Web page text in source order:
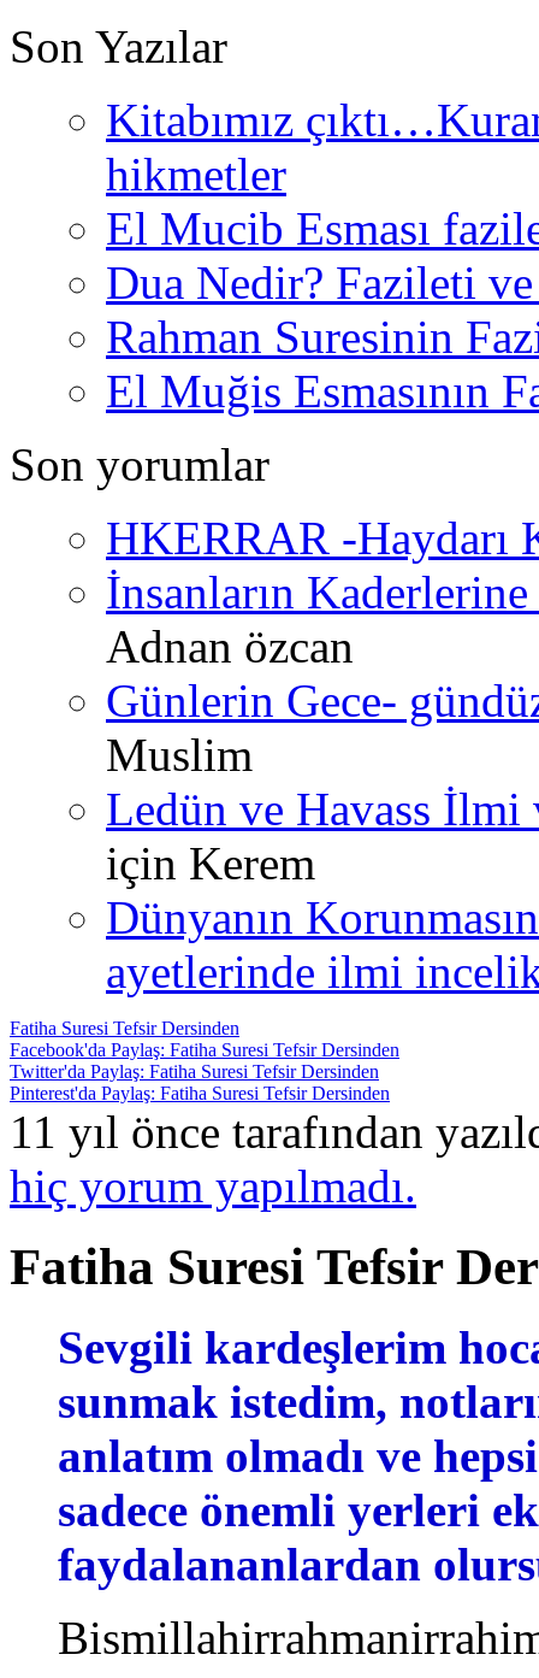
Son Yazılar
Kitabımız
hikmetler
El Mucib Esması
Dua Nedir? Fazileti
Rahman Suresinin
El Muğis Esmasının
Son yorumlar
HKERRAR -Haydarı
İnsanların
Adnan özcan
Günlerin Gece-
Muslim
Ledün ve Havass İlmi
için Kerem
Dünyanın
ayetlerinde ilmi
Fatiha Suresi Tefsir Dersinden
Facebook'da Paylaş: Fatiha Suresi Tefsir Dersinden
Twitter'da Paylaş: Fatiha Suresi Tefsir Dersinden
Pinterest'da Paylaş: Fatiha Suresi Tefsir Dersinden
11 yıl önce tarafından
hiç yorum yapılmadı.
Fatiha Suresi Tefsir
Sevgili kardeşlerim
sunmak istedim,
anlatım olmadı ve
sadece önemli yerleri
faydalananlardan